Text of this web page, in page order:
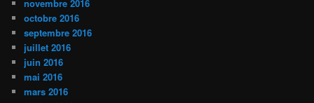
novembre 2016
octobre 2016
septembre 2016
juillet 2016
juin 2016
mai 2016
mars 2016